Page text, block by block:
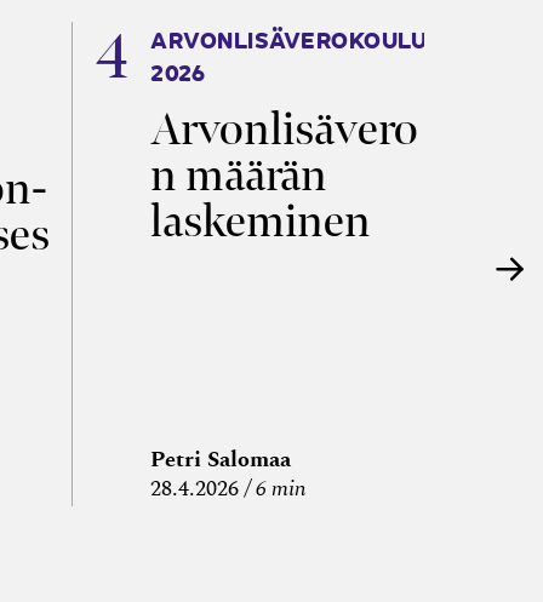
ARVONLISÄVEROKOULU
2026
Arvonlisävero
n määrän
laskeminen
Petri Salomaa
28.4.2026 6 min